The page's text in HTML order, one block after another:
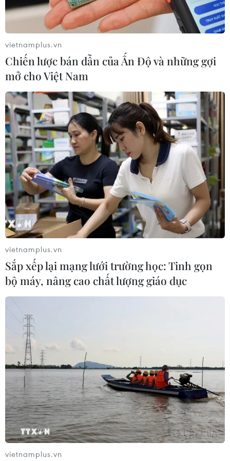
nhiều người bị thương
10/08/2026 01:04
Xuất khẩu của Đức sang Trung Quốc
giảm mạnh
09/08/2026 22:05
Nghịch lý tại các cường quốc du lịch
Địa Trung Hải
09/08/2026 22:00
Khám phá điểm du lịch nổi
tiếng Mũi Tobizina ở Nga
Nga và Syria đạt thỏa thuận mới về
tương lai hai căn cứ chiến lược
09/08/2026 15:21
Vấn đề người di cư: Đức khôi phục cơ
chế trả người xin tị nạn về Italy
09/08/2026 14:40
Pháp cảnh giác nguy cơ thao túng
thông tin trước bầu cử tổng thống
vietnamplus.vn
Chiến lược bán dẫn của Ấn Độ và những gợi
mở cho Việt Nam
vietnamplus.vn
Sắp xếp lại mạng lưới trường học: Tinh gọn
bộ máy, nâng cao chất lượng giáo dục
vietnamplus.vn